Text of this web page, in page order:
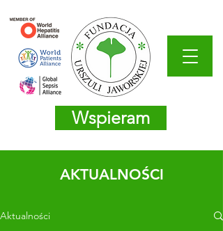
Wspieram
AKTUALNOŚCI
Aktualności